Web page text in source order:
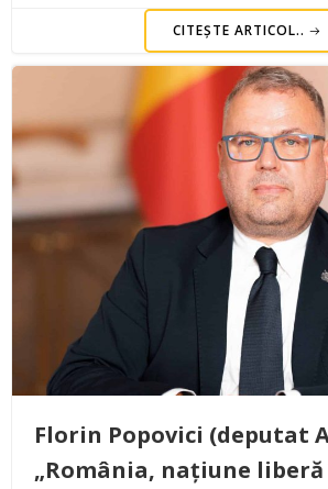
CITEȘTE ARTICOL..
Florin Popovici (deputat
„România, națiune